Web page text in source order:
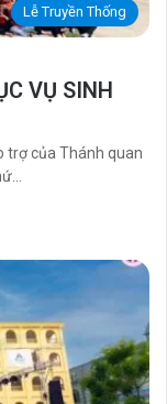
Lễ Truyền Thống
VỤ SINH
trợ của Thánh quan